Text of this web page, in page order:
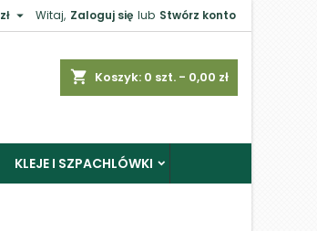
Witaj, Zaloguj się lub Stwórz konto

shopping_cart Koszyk: 0 szt. - 0,00 zł
KLEJE I SZPACHLÓWKI